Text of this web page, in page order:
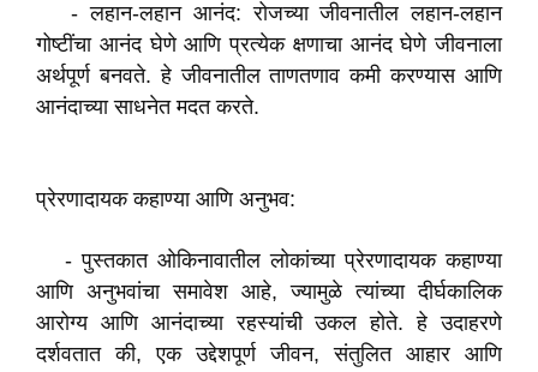
- लहान-लहान आनंद: रोजच्या जीवनातील लहान-लहान
गोष्टींचा आनंद घेणे आणि प्रत्येक क्षणाचा आनंद घेणे जीवनाला
अर्थपूर्ण बनवते. हे जीवनातील ताणतणाव कमी करण्यास आणि
आनंदाच्या साधनेत मदत करते.
प्रेरणादायक कहाण्या आणि अनुभव:
- पुस्तकात ओकिनावातील लोकांच्या प्रेरणादायक कहाण्या
आणि अनुभवांचा समावेश आहे, ज्यामुळे त्यांच्या दीर्घकालिक
आरोग्य आणि आनंदाच्या रहस्यांची उकल होते. हे उदाहरणे
दर्शवतात की, एक उद्देशपूर्ण जीवन, संतुलित आहार आणि